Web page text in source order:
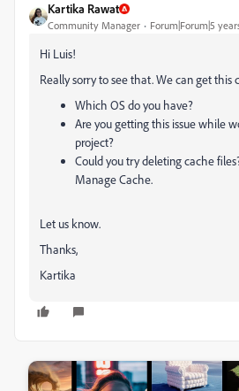
Kartika Rawat
Community Manager Forum|Forum|5
Hi Luis!
Really sorry to see that. We can get this
Which OS do you have?
Are you getting this issue while
project?
Could you try deleting cache
Manage Cache.
Let us know.
Thanks,
Kartika